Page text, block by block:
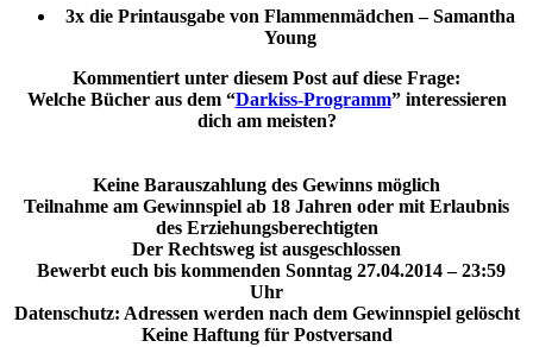
3x die Printausgabe von Flammenmädchen – Samantha
Young
Kommentiert unter diesem Post auf diese Frage:
Welche Bücher aus dem “Darkiss-Programm” interessieren
dich am meisten?
Keine Barauszahlung des Gewinns möglich
Teilnahme am Gewinnspiel ab 18 Jahren oder mit Erlaubnis
des Erziehungsberechtigten
Der Rechtsweg ist ausgeschlossen
Bewerbt euch bis kommenden Sonntag 27.04.2014 – 23:59
Uhr
Datenschutz: Adressen werden nach dem Gewinnspiel gelöscht
Keine Haftung für Postversand